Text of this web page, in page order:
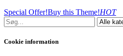
Special Offer!Buy this Theme!HOT
Cookie information